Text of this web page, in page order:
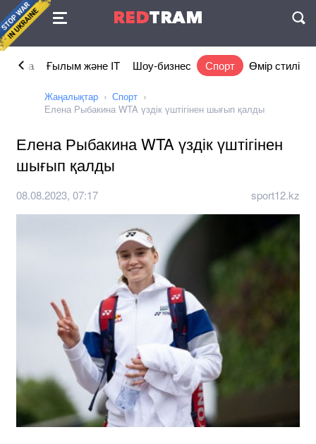
REDTRAM
Келісімі
Ғылым және IT Шоу-бизнес Спорт Өмір стилі
Жаңалықтар
Спорт
Елена Рыбакина WTA үздік үштігінен шығып қалды
Елена Рыбакина WTA үздік үштігінен
шығып қалды
08.08.2023, 07:17 sport12.kz